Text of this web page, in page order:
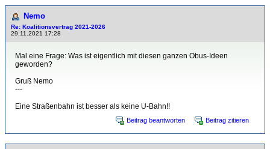
Nemo
Re: Koalitionsvertrag 2021-2026
29.11.2021 17:28
Mal eine Frage: Was ist eigentlich mit diesen ganzen Obus-Ideen
geworden?
Gruß Nemo
---
Eine Straßenbahn ist besser als keine U-Bahn!!
Beitrag beantworten Beitrag zitieren